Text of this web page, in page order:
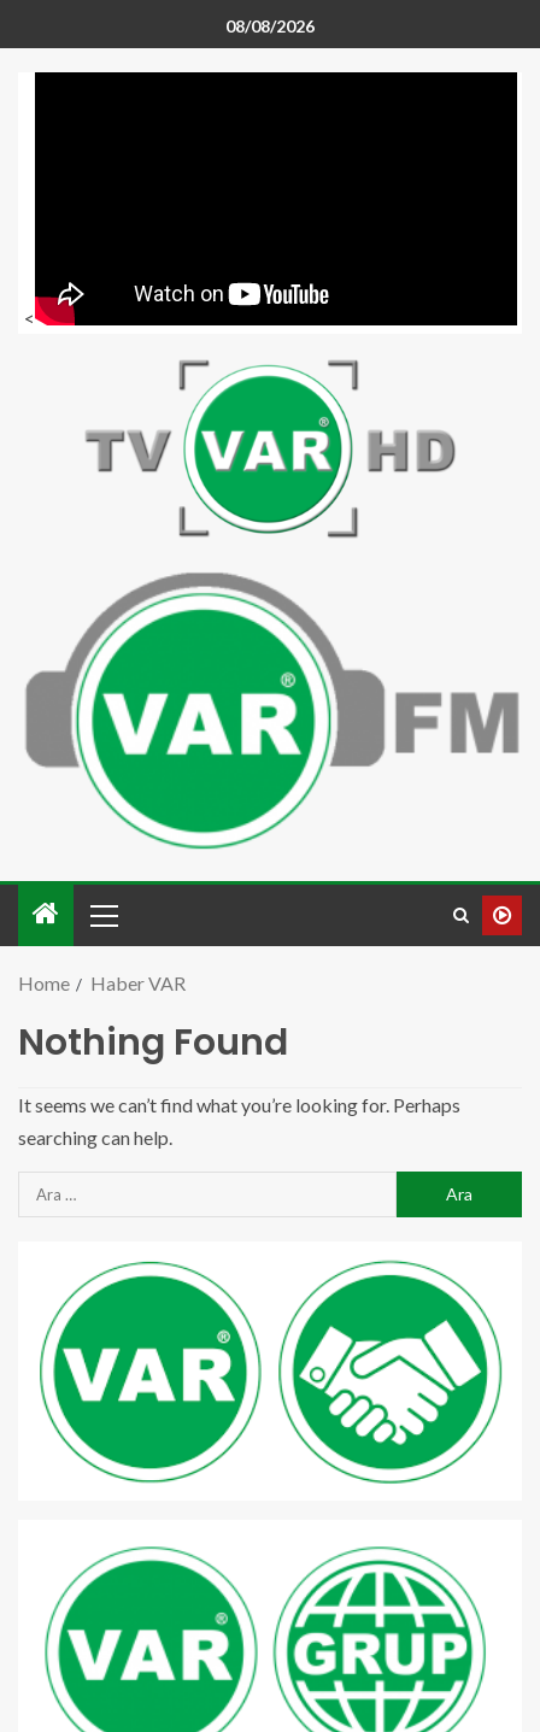
08/08/2026
<
Home Haber VAR
Nothing Found
It seems we can’t find what you’re looking for. Perhaps
searching can help.